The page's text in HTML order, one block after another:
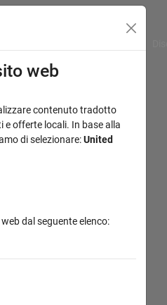
web
contenuto tradotto
e offerte locali. In base alla
di selezionare:United
dal seguente elenco: